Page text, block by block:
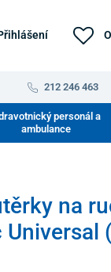
212 246 463
personál a
ambulance
na